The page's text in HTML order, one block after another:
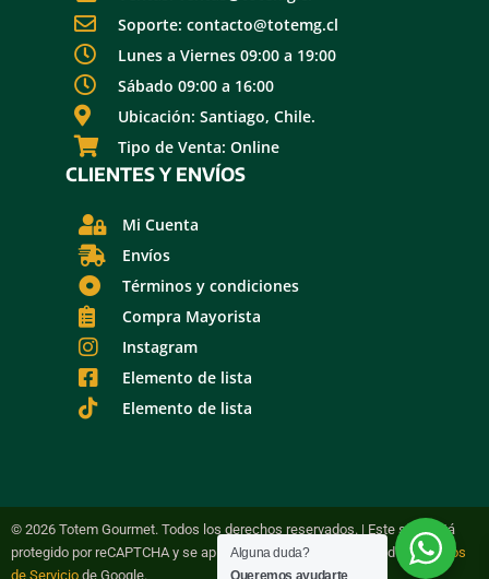
Soporte: contacto@totemg.cl
Lunes a Viernes 09:00 a 19:00
Sábado 09:00 a 16:00
Ubicación: Santiago, Chile.
Tipo de Venta: Online
CLIENTES Y ENVÍOS
Mi Cuenta
Envíos
Términos y condiciones
Compra Mayorista
Instagram
Elemento de lista
Elemento de lista
© 2026 Totem Gourmet. Todos los derechos reservados. | Este sitio está
protegido por reCAPTCHA y se aplican la Política de Privacidad y Términos
de Servicio de Google.
Alguna duda?
Queremos ayudarte